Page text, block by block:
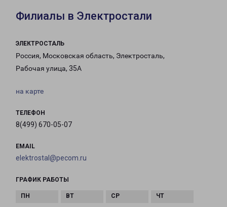
Филиалы в Электростали
ЭЛЕКТРОСТАЛЬ
Россия, Московская область, Электросталь,
Рабочая улица, 35А
на карте
ТЕЛЕФОН
8(499) 670-05-07
EMAIL
elektrostal@pecom.ru
ГРАФИК РАБОТЫ